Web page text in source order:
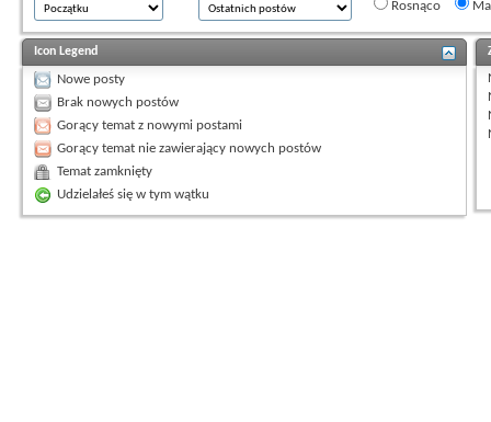
Rosnąco
Icon Legend
Nowe posty
Brak nowych postów
Gorący temat z nowymi postami
Gorący temat nie zawierający nowych postów
Temat zamknięty
Udzielałeś się w tym wątku